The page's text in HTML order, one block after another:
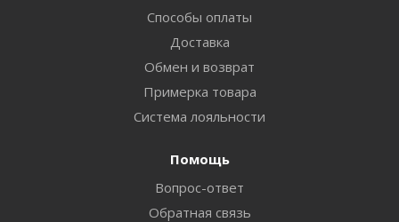
Способы оплаты
Доставка
Обмен и возврат
Примерка товара
Система лояльности
Помощь
Вопрос-ответ
Обратная связь